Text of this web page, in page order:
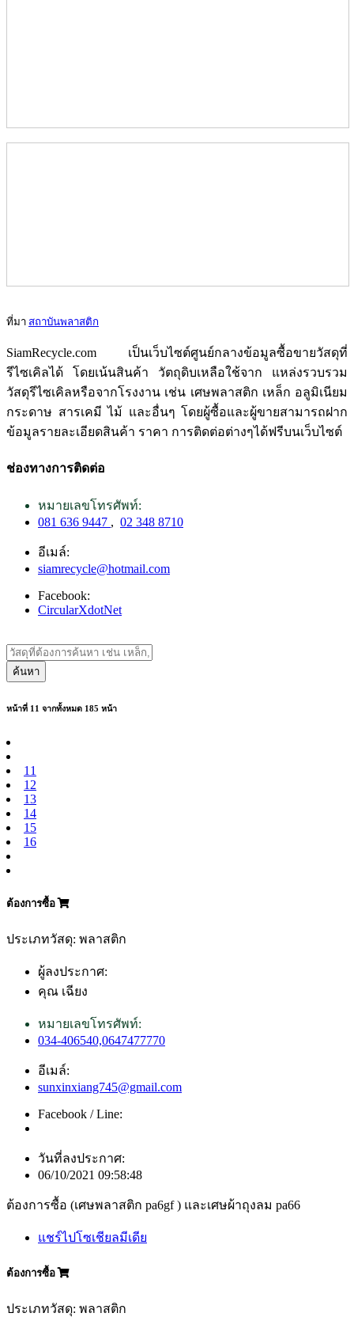
ที่มา สถาบันพลาสติก
SiamRecycle.com เป็นเว็บไซต์ศูนย์กลางข้อมูลซื้อขายวัสดุที่
รีไซเคิลได้ โดยเน้นสินค้า วัตถุดิบเหลือใช้จาก แหล่งรวบรวม
วัสดุรีไซเคิลหรือจากโรงงาน เช่น เศษพลาสติก เหล็ก อลูมิเนียม
กระดาษ สารเคมี ไม้ และอื่นๆ โดยผู้ซื้อและผู้ขายสามารถฝาก
ข้อมูลรายละเอียดสินค้า ราคา การติดต่อต่างๆได้ฟรีบนเว็บไซต์
ช่องทางการติดต่อ
หมายเลขโทรศัพท์:
081 636 9447 , 02 348 8710
อีเมล์:
siamrecycle@hotmail.com
Facebook:
CircularXdotNet
ค้นหา
หน้าที่ 11 จากทั้งหมด 185 หน้า
11
12
13
14
15
16
ต้องการซื้อ
ประเภทวัสดุ: พลาสติก
ผู้ลงประกาศ:
คุณ เฉียง
หมายเลขโทรศัพท์:
034-406540,0647477770
อีเมล์:
sunxinxiang745@gmail.com
Facebook / Line:
วันที่ลงประกาศ:
06/10/2021 09:58:48
ต้องการซื้อ (เศษพลาสติก pa6gf ) และเศษผ้าถุงลม pa66
แชร์ไปโซเชียลมีเดีย
ต้องการซื้อ
ประเภทวัสดุ: พลาสติก